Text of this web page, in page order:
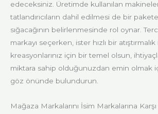
edeceksiniz. Üretimde kullanılan
tatlandırıcıların dahil edilmesi de bir
sığacağının belirlenmesinde rol oynar.
markayı seçerken, ister hızlı bir
kreasyonlarınız için bir temel olsun,
miktara sahip olduğunuzdan emin olmak
göz önünde bulundurun.
Mağaza Markalarını İsim Markalarına